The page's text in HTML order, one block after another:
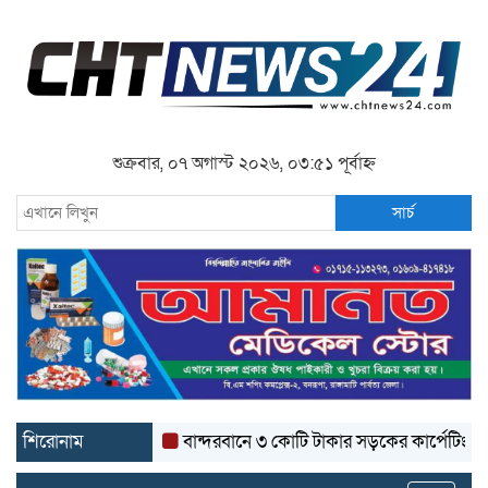
শুক্রবার, ০৭ অগাস্ট ২০২৬, ০৩:৫১ পূর্বাহ্ন
সার্চ
শিরোনাম বান্দরবানে ৩ কোটি টাকার সড়কের কার্পেটিং উঠে